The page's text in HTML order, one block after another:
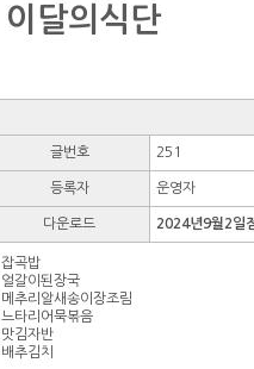
이달의식단
글번호 251
등록자 운영자
다운로드 2024년9월2일
잡곡밥
얼갈이된장국
메추리알새송이장조림
느타리어묵볶음
맛김자반
배추김치